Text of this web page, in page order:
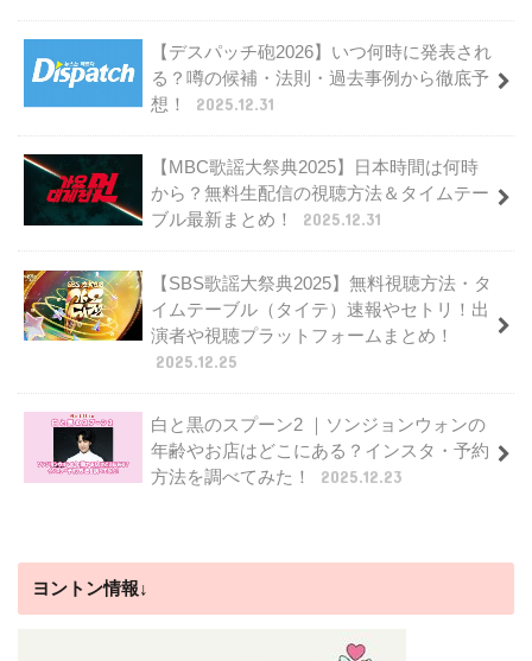
【デスパッチ砲2026】いつ何時に発表され
る？噂の候補・法則・過去事例から徹底予
想！
2025.12.31
【MBC歌謡大祭典2025】日本時間は何時
から？無料生配信の視聴方法＆タイムテー
ブル最新まとめ！
2025.12.31
【SBS歌謡大祭典2025】無料視聴方法・タ
イムテーブル（タイテ）速報やセトリ！出
演者や視聴プラットフォームまとめ！
2025.12.25
白と黒のスプーン2 ｜ソンジョンウォンの
年齢やお店はどこにある？インスタ・予約
方法を調べてみた！
2025.12.23
ヨントン情報↓